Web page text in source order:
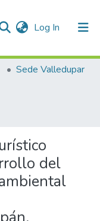
Log In (current)
Sede Valledupar
del